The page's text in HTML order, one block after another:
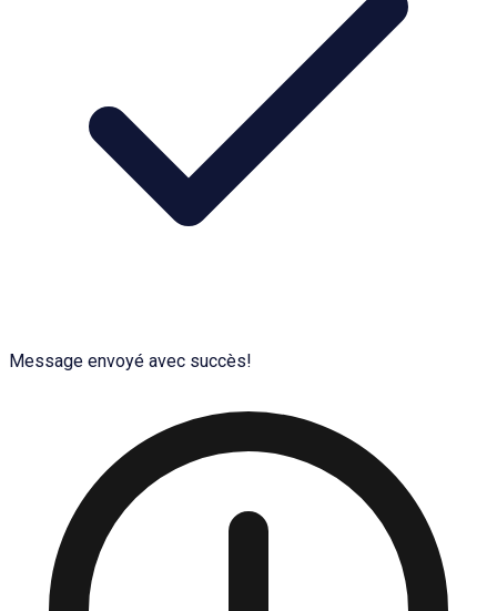
Message envoyé avec succès!